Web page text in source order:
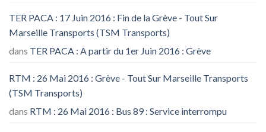
TER PACA : 17 Juin 2016 : Fin de la Grève - Tout Sur
Marseille Transports (TSM Transports)
dans TER PACA : A partir du 1er Juin 2016 : Grève
RTM : 26 Mai 2016 : Grève - Tout Sur Marseille Transports
(TSM Transports)
dans RTM : 26 Mai 2016 : Bus 89 : Service interrompu